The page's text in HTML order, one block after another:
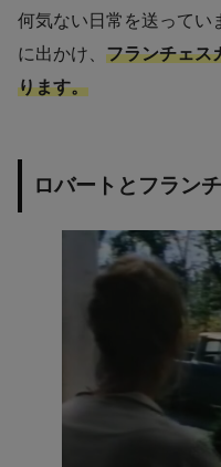
何気ない日常を送ってい
に出かけ、 フランチェス
ります。
ロバートとフラン